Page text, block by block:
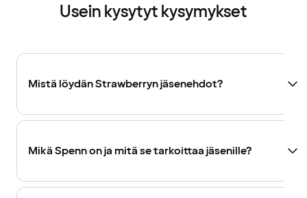
Usein kysytyt kysymykset
Mistä löydän Strawberryn jäsenehdot?
Mikä Spenn on ja mitä se tarkoittaa jäsenille?